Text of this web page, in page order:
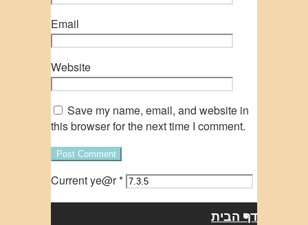
Email
Website
Save my name, email, and website in
this browser for the next time I comment.
Current ye@r*
דף הבית